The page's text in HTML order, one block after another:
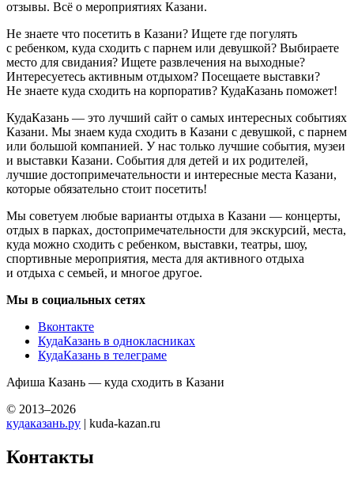
отзывы. Всё о мероприятиях Казани.
Не знаете что посетить в Казани? Ищете где погулять
с ребенком, куда сходить с парнем или девушкой? Выбираете
место для свидания? Ищете развлечения на выходные?
Интересуетесь активным отдыхом? Посещаете выставки?
Не знаете куда сходить на корпоратив? КудаКазань поможет!
КудаКазань — это лучший сайт о самых интересных событиях
Казани. Мы знаем куда сходить в Казани с девушкой, с парнем
или большой компанией. У нас только лучшие события, музеи
и выставки Казани. События для детей и их родителей,
лучшие достопримечательности и интересные места Казани,
которые обязательно стоит посетить!
Мы советуем любые варианты отдыха в Казани — концерты,
отдых в парках, достопримечательности для экскурсий, места,
куда можно сходить с ребенком, выставки, театры, шоу,
спортивные мероприятия, места для активного отдыха
и отдыха с семьей, и многое другое.
Мы в социальных сетях
Вконтакте
КудаКазань в однокласниках
КудаКазань в телеграме
Афиша Казань — куда сходить в Казани
© 2013–2026
кудаказань.ру | kuda-kazan.ru
Контакты